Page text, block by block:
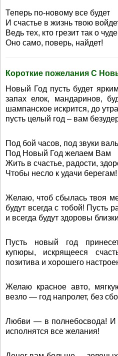
Теперь по-новому все будет
И счастье в жизнь твою
Ведь тех, кто грезит так о
Оно само, поверь, найдет!
Короткие пожелания С
Новый Год пусть будет
запах елок, мандаринов,
шампанское искрится, до
пусть целый год – вам
Под бой часов, под звуки
Под Новый Год желаем Вам
Жить в счастье, радости,
Чтобы несло к удачи берегам!
Желаю, чтоб сбылась твоя
будут всегда с тобой! Пусть
и всегда будут здоровы
Пусть новый год
купюры, искрящееся
позитива и хорошего
Желаю красное авто,
везло — год напролет, без
Любви — в полнебосвода! И
исполнятся все желания!